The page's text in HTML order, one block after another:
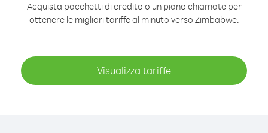
Acquista pacchetti di credito o un piano chiamate per
ottenere le migliori tariffe al minuto verso Zimbabwe.
Visualizza tariffe